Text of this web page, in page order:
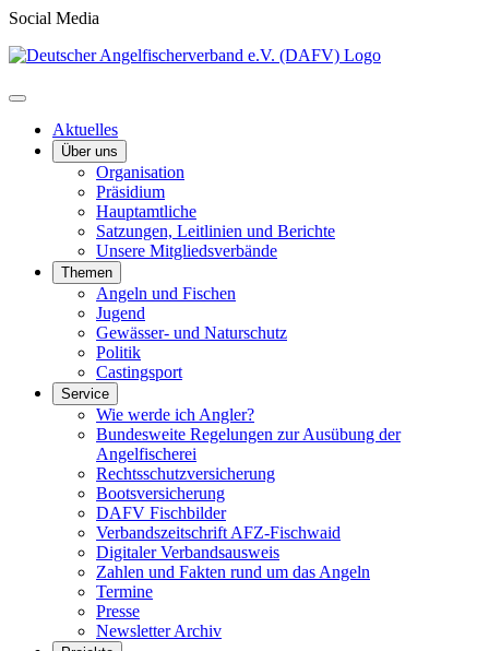
Social Media
Aktuelles
Über uns
Organisation
Präsidium
Hauptamtliche
Satzungen, Leitlinien und Berichte
Unsere Mitgliedsverbände
Themen
Angeln und Fischen
Jugend
Gewässer- und Naturschutz
Politik
Castingsport
Service
Wie werde ich Angler?
Bundesweite Regelungen zur Ausübung der
Angelfischerei
Rechtsschutzversicherung
Bootsversicherung
DAFV Fischbilder
Verbandszeitschrift AFZ-Fischwaid
Digitaler Verbandsausweis
Zahlen und Fakten rund um das Angeln
Termine
Presse
Newsletter Archiv